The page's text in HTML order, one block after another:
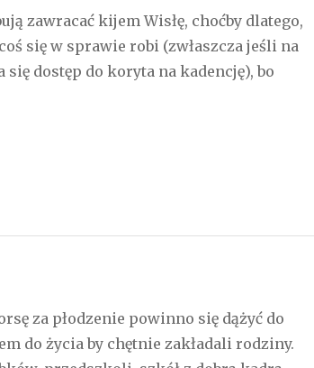
zawracać kijem Wisłę, choćby dlatego,
się w sprawie robi (zwłaszcza jeśli na
dostęp do koryta na kadencję), bo
za płodzenie powinno się dążyć do
do życia by chętnie zakładali rodziny.